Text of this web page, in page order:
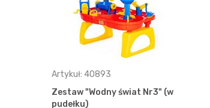
Artykuł: 40893
Zestaw "Wodny świat Nr3" (w
pudełku)